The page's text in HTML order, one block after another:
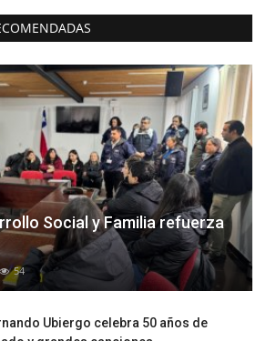
Social y Familia refuerza
54
Ubiergo celebra 50 años de